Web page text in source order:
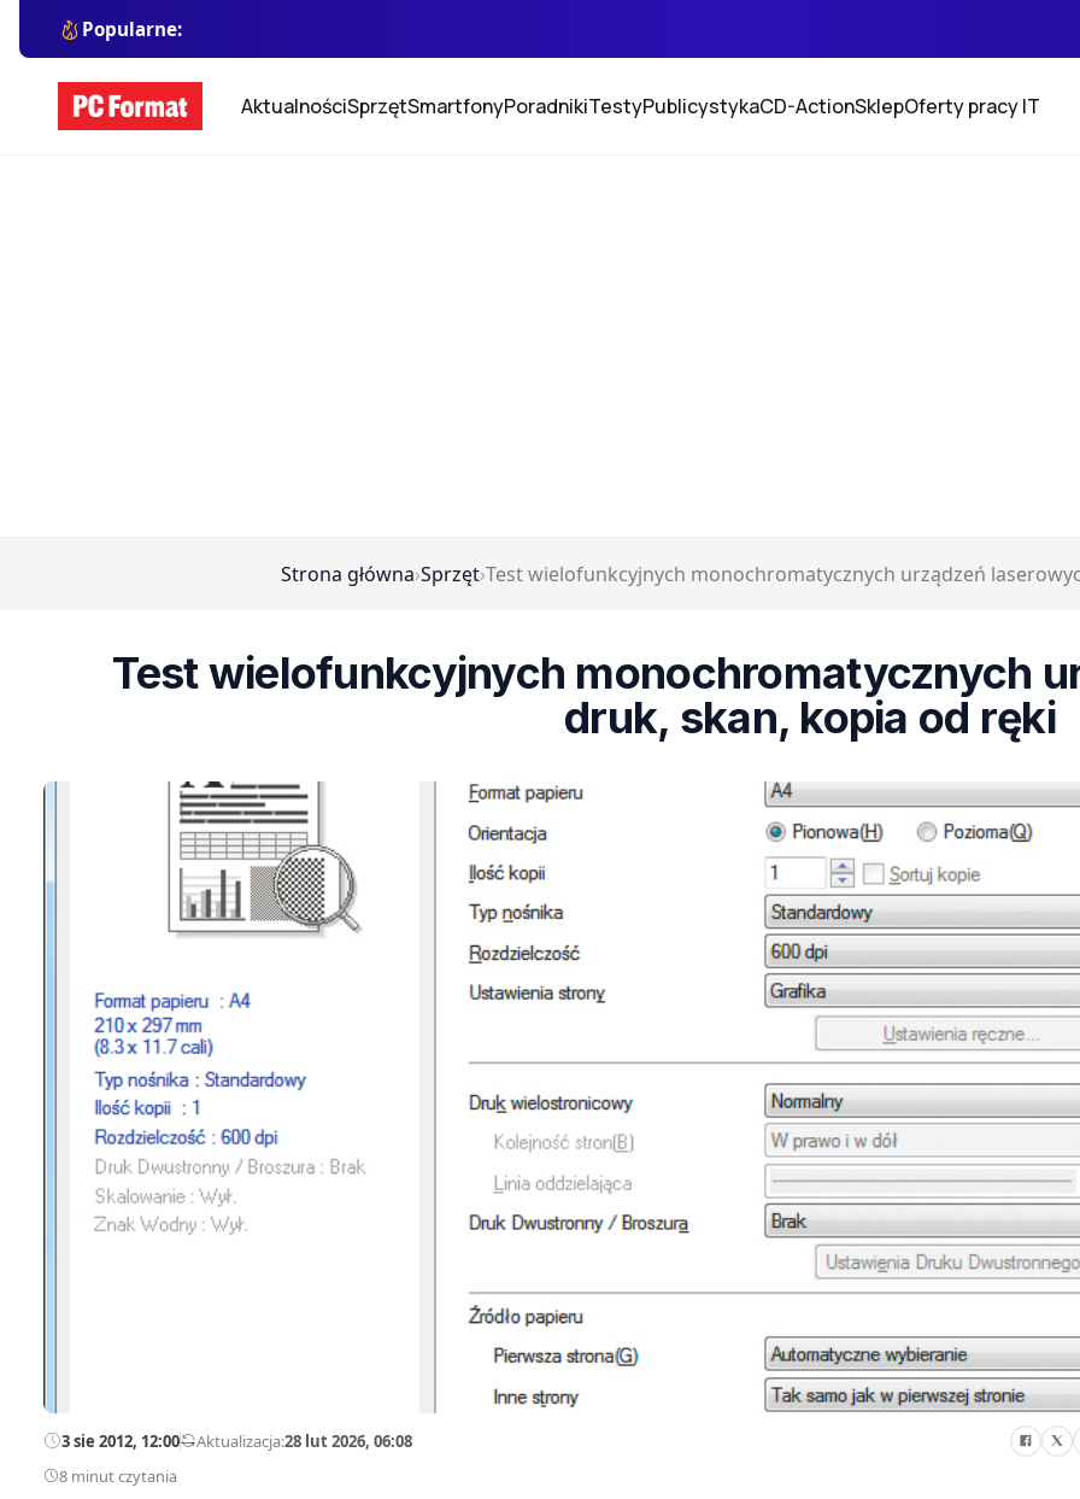
Popularne:
AktualnościSprzętSmartfonyPoradnikiTestyPublicystykaCD-ActionSklepOferty pracy IT
Strona główna›Sprzęt›Test wielofunkcyjnych monochromatycznych urządzeń
Test wielofunkcyjnych monochromatycznych
druk, skan, kopia od ręki
3 sie 2012, 12:00—Aktualizacja:28 lut 2026, 06:08
8 minut czytania